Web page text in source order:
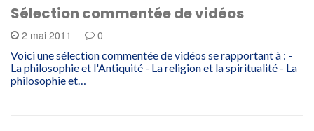
Sélection commentée de vidéos
2 mai 2011 0
Voici une sélection commentée de vidéos se rapportant à : -
La philosophie et l'Antiquité - La religion et la spiritualité - La
philosophie et…